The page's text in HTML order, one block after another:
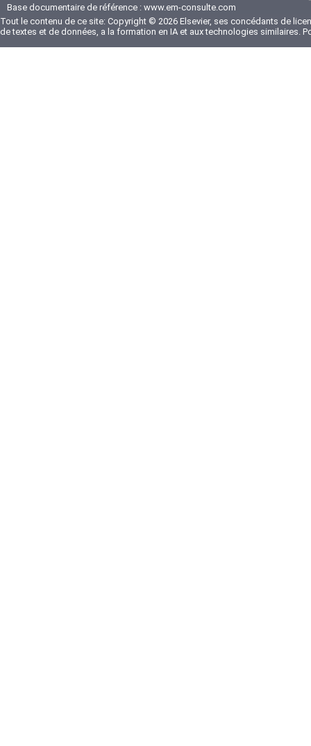
Base documentaire de référence : www.em-consulte.com
Tout le contenu de ce site: Copyright © 2026 Elsevier, ses concédants de
de textes et de données, a la formation en IA et aux technologies similaires.